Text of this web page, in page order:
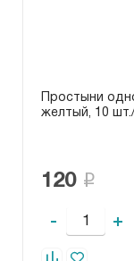
Простыни
желтый, 10
120
- +